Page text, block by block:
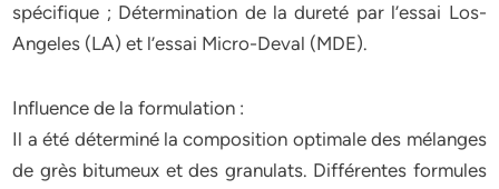
spécifique ; Détermination de la dureté par l’essai Los-
Angeles (LA) et l’essai Micro-Deval (MDE).
Influence de la formulation :
Il a été déterminé la composition optimale des mélanges
de grès bitumeux et des granulats. Différentes formules